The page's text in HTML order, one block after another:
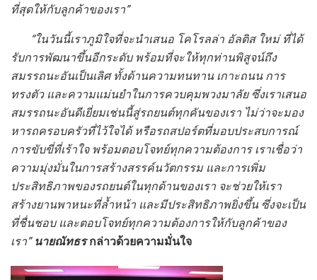
ที่สุดให้กับลูกค้าของเรา”
“ในวันนี้เราภูมิใจที่จะนำเสนอ โคโรลล่า อัลติส ใหม่ ที่ได้
รับการพัฒนาขึ้นอีกระดับ พร้อมที่จะให้ทุกท่านพิสูจน์ถึง
สมรรถนะอันเป็นเลิศ ทั้งด้านความทนทาน เกาะถนน การ
ทรงตัว และความแม่นยำในการควบคุมพวงมาลัย ซึ่งเราเสนอ
สมรรถนะอันดีเยี่ยมเช่นนี้สู่รถยนต์ทุกคันของเรา ไม่ว่าจะมอง
หารถครอบครัวที่ไว้ใจได้ หรือรถสปอร์ตที่มอบประสบการณ์
การขับขี่ที่เร้าใจ พร้อมตอบโจทย์ทุกความต้องการ เราเชื่อว่า
ความมุ่งมั่นในการสร้างสรรค์นวัตกรรม และการเพิ่ม
ประสิทธิภาพของรถยนต์ในทุกด้านของเรา จะช่วยให้เรา
สร้างยานพาหนะที่ล้ำหน้า และมีประสิทธิภาพยิ่งขึ้น ซึ่งจะเป็น
ที่ชื่นชอบ และตอบโจทย์ทุกความต้องการให้กับลูกค้าของ
เรา” นายณัทธรกล่าวด้วยความมั่นใจ